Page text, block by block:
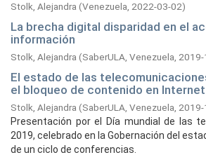
Stolk, Alejandra (Venezuela, 2022-03-02)
La brecha digital disparidad en el
información
Stolk, Alejandra (SaberULA, Venezuela,
El estado de las
el bloqueo de contenido en Internet
Stolk, Alejandra (SaberULA, Venezuela,
Presentación por el Día mundial de las
2019, celebrado en la Gobernación del
de un ciclo de conferencias.